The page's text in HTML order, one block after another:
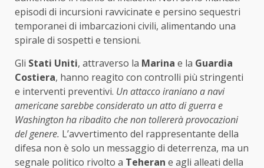
episodi di incursioni ravvicinate e persino sequestri
temporanei di imbarcazioni civili, alimentando una
spirale di sospetti e tensioni.
Gli Stati Uniti, attraverso la Marina e la Guardia
Costiera, hanno reagito con controlli più stringenti
e interventi preventivi. Un attacco iraniano a navi
americane sarebbe considerato un atto di guerra e
Washington ha ribadito che non tollererà provocazioni
del genere. L’avvertimento del rappresentante della
difesa non è solo un messaggio di deterrenza, ma un
segnale politico rivolto a Teheran e agli alleati della